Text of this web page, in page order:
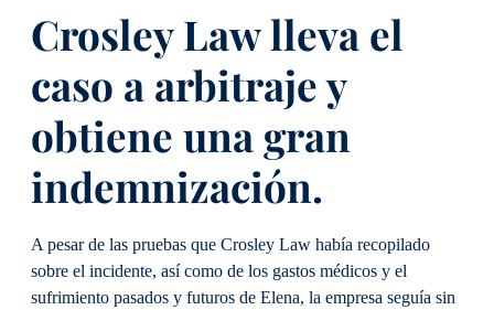
Crosley Law lleva el
caso a arbitraje y
obtiene una gran
indemnización.
A pesar de las pruebas que Crosley Law había recopilado
sobre el incidente, así como de los gastos médicos y el
sufrimiento pasados y futuros de Elena, la empresa seguía sin